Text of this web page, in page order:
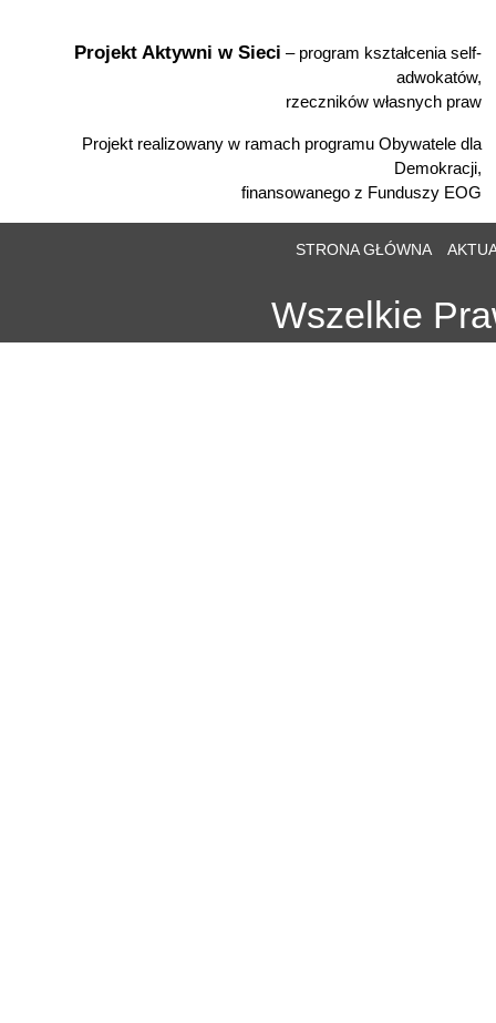
Projekt Aktywni w Sieci – program kształcenia self-
adwokatów,
rzeczników własnych praw
Projekt realizowany w ramach programu Obywatele dla
Demokracji,
finansowanego z Funduszy EOG
STRONA GŁÓWNA
Wszelkie